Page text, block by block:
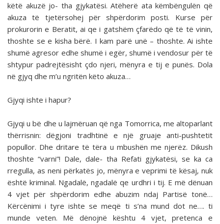
këtë akuzë jo- tha gjykatësi. Atëherë ata këmbëngulën që
akuza të tjetërsohej për shpërdorim posti. Kurse për
prokurorin e Beratit, ai qe i gatshëm çfarëdo që të të vinin,
thoshte se e kisha bërë. I kam parë unë – thoshte. Ai ishte
shumë agresor edhe shumë i egër, shumë i vendosur për të
shtypur padrejtësisht çdo njeri, mënyra e tij e punës. Dola
në gjyq dhe m’u ngritën këto akuza…
Gjyqi ishte i hapur?
Gjyqi u bë dhe u lajmëruan që nga Tomorrica, me altoparlant
thërrisnin: dëgjoni tradhtinë e një gruaje anti-pushtetit
popullor. Dhe dritare të tëra u mbushën me njerëz. Dikush
thoshte “varni”! Dale, dale- tha Refati gjykatësi, se ka ca
rregulla, as neni përkatës jo, mënyra e veprimi të kësaj, nuk
është kriminal. Ngadalë, ngadalë qe urdhri i tij. E më dënuan
4 vjet për shpërdorim edhe abuzim ndaj Partisë tonë…
Kërcënimi i tyre ishte se meqë ti s’na mund dot ne…. ti
munde veten. Më dënojnë kështu 4 vjet, pretenca e